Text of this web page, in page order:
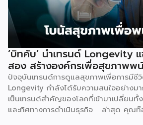
มองเห็นว่าผู้ประกอบการจำนวนมากที่ตั้งใ
Wellness กลับติดกับดักซ้ำ ๆ 3 เรื่องหลัก
ที่วางไว้ ได้แก่ การไม่มีความรู้และขาดควา
การไม่มีฐานลูกค้าเพราะการตลาดไม่ตรงก
จุดทั้งเรื่องเครื่องมือ ระบบ และราคา
โซลูชันให้ครอบคลุมทั้งสามปัญหานี้ในคราว
คลินิกต้องแก้ปัญหาทีละเรื่องด้วยตัวเอง
เชี่ยวชาญ — Givora มีทีมฝึกอบรมบุคลาก
เดียวกัน พร้อมควบคุมคุณภาพและมาตรฐ
กระบวนการ เพื่อให้คลินิกพันธมิตรมั่นใจไ
บริการอย่างถูกต้องตั้งแต่วันแรก ด้านฐ
‘บิทคับ’ นำเทรนด์ Longevity
สอง สร้างองค์กรเพื่อสุขภาพพ
ปัจจุบันเทรนด์การดูแลสุขภาพเพื่อการมีชี
Longevity กำลังได้รับความสนใจอย่างมา
เป็นเทรนด์สำคัญของโลกที่เข้ามาเปลี่ยน
และทิศทางการดำเนินธุรกิจ ล่าสุด คุณ